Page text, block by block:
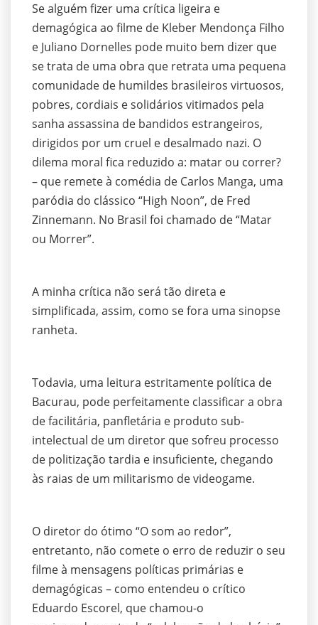
Se alguém fizer uma crítica ligeira e
demagógica ao filme de Kleber Mendonça Filho
e Juliano Dornelles pode muito bem dizer que
se trata de uma obra que retrata uma pequena
comunidade de humildes brasileiros virtuosos,
pobres, cordiais e solidários vitimados pela
sanha assassina de bandidos estrangeiros,
dirigidos por um cruel e desalmado nazi. O
dilema moral fica reduzido a: matar ou correr?
– que remete à comédia de Carlos Manga, uma
paródia do clássico “High Noon”, de Fred
Zinnemann. No Brasil foi chamado de “Matar
ou Morrer”.
A minha crítica não será tão direta e
simplificada, assim, como se fora uma sinopse
ranheta.
Todavia, uma leitura estritamente política de
Bacurau, pode perfeitamente classificar a obra
de facilitária, panfletária e produto sub-
intelectual de um diretor que sofreu processo
de politização tardia e insuficiente, chegando
às raias de um militarismo de videogame.
O diretor do ótimo “O som ao redor”,
entretanto, não comete o erro de reduzir o seu
filme à mensagens políticas primárias e
demagógicas – como entendeu o crítico
Eduardo Escorel, que chamou-o